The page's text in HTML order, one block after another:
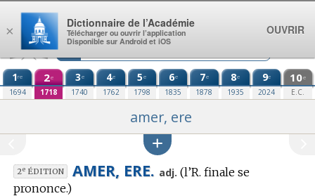
Aller au contenu
1re
1694
2e
1718
3e
1740
4e
1762
5e
1798
6e
1835
7e
1878
8e
1935
9e
2024
10e
E.C.
amer, ere
2eÉDITION AMER, ERE. adj. (l’R. finale se
prononce.)
×
Dictionnaire de l’Académie
Télécharger ou ouvrir l’application
Disponible sur Android et iOS
OUVRIR